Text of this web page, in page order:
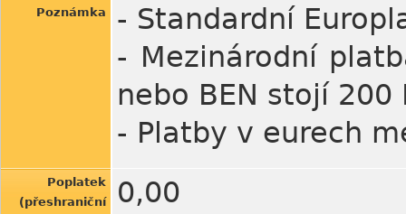
Poznámka
- Standardní
- Mezinárodní
nebo BEN stojí
- Platby v eurech
Poplatek
(přeshraniční
0,00